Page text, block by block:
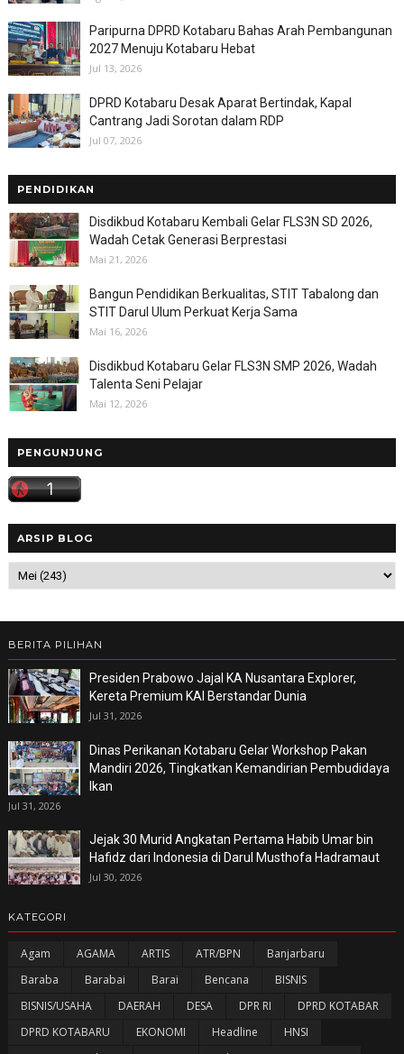
Paripurna DPRD Kotabaru Bahas Arah Pembangunan
2027 Menuju Kotabaru Hebat
Jul 13, 2026
DPRD Kotabaru Desak Aparat Bertindak, Kapal
Cantrang Jadi Sorotan dalam RDP
Jul 07, 2026
PENDIDIKAN
Disdikbud Kotabaru Kembali Gelar FLS3N SD 2026,
Wadah Cetak Generasi Berprestasi
Mai 21, 2026
Bangun Pendidikan Berkualitas, STIT Tabalong dan
STIT Darul Ulum Perkuat Kerja Sama
Mai 16, 2026
Disdikbud Kotabaru Gelar FLS3N SMP 2026, Wadah
Talenta Seni Pelajar
Mai 12, 2026
PENGUNJUNG
ARSIP BLOG
BERITA PILIHAN
Presiden Prabowo Jajal KA Nusantara Explorer,
Kereta Premium KAI Berstandar Dunia
Jul 31, 2026
Dinas Perikanan Kotabaru Gelar Workshop Pakan
Mandiri 2026, Tingkatkan Kemandirian Pembudidaya
Ikan
Jul 31, 2026
Jejak 30 Murid Angkatan Pertama Habib Umar bin
Hafidz dari Indonesia di Darul Musthofa Hadramaut
Jul 30, 2026
KATEGORI
Agam AGAMA ARTIS ATR/BPN
Banjarbaru
Baraba
Barabai Barai Bencana
BISNIS
BISNIS/USAHA
DAERAH DESA DPR RI
DPRD KOTABAR
DPRD KOTABARU
EKONOMI Headline
HNSI